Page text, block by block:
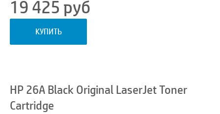
19 425 руб
КУПИТЬ
HP 26A Black Original LaserJet Toner
Cartridge